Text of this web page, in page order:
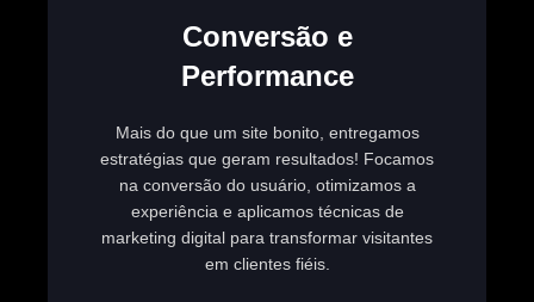
Conversão e
Performance
Mais do que um site bonito, entregamos
estratégias que geram resultados! Focamos
na conversão do usuário, otimizamos a
experiência e aplicamos técnicas de
marketing digital para transformar visitantes
em clientes fiéis.